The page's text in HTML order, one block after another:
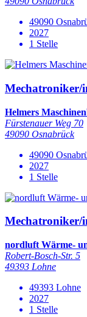
49090
2027
1 Stelle
Mechatroniker/
Helmers
Fürstenauer Weg 70
49090 Osnabrück
49090
2027
1 Stelle
Mechatroniker/
nordluft Wärme-
Robert-Bosch-Str. 5
49393 Lohne
49393 Lohne
2027
1 Stelle